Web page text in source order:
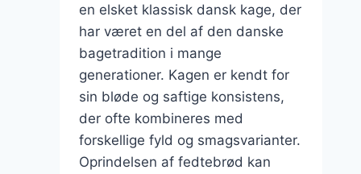
en elsket klassisk dansk kage, der
har været en del af den danske
bagetradition i mange
generationer. Kagen er kendt for
sin bløde og saftige konsistens,
der ofte kombineres med
forskellige fyld og smagsvarianter.
Oprindelsen af fedtebrød kan